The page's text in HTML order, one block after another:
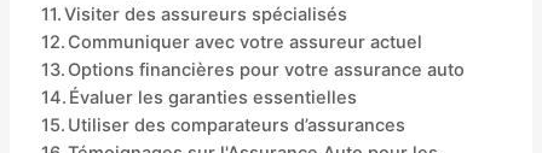
Visiter des assureurs spécialisés
Communiquer avec votre assureur actuel
Options financières pour votre assurance auto
Évaluer les garanties essentielles
Utiliser des comparateurs d’assurances